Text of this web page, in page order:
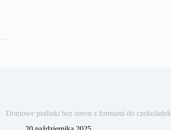
Domowe pralinki bez stresu z formami do czekoladek